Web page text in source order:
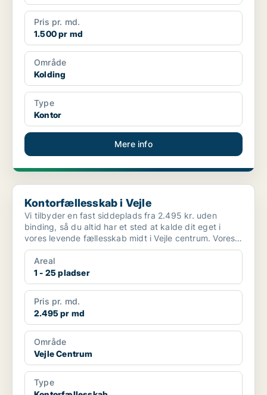
Pris pr. md.
1.500 pr md
Område
Kolding
Type
Kontor
Mere info
Kontorfællesskab i Vejle
Kontorfællesskab i Vejle
Vi tilbyder en fast siddeplads fra 2.495 kr. uden
binding, så du altid har et sted at kalde dit eget i
vores levende fællesskab midt i Vejle centrum. Vores
a...
Areal
1 - 25 pladser
Pris pr. md.
2.495 pr md
Område
Vejle Centrum
Type